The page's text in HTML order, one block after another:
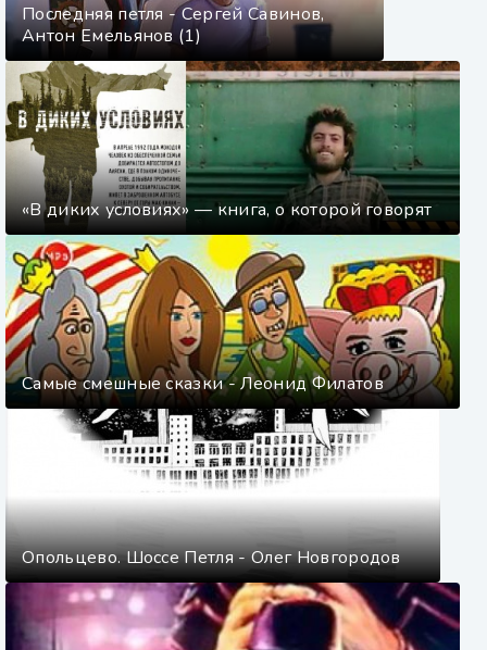
Последняя петля - Сергей Савинов,
Антон Емельянов (1)
«В диких условиях» — книга, о которой говорят
Самые смешные сказки - Леонид Филатов
Опольцево. Шоссе Петля - Олег Новгородов